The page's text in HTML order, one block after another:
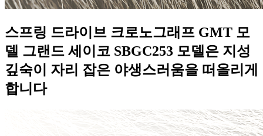
스프링 드라이브 크로노그래프 GMT 모
델 그랜드 세이코 SBGC253 모델은 지성
깊숙이 자리 잡은 야생스러움을 떠올리게
합니다